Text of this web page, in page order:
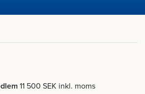
11 500 SEK inkl. moms